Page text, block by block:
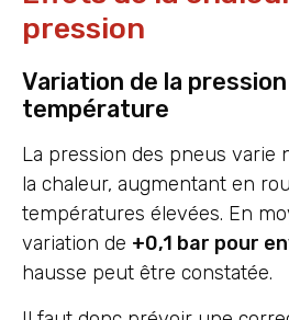
pression
Variation de la
température
La pression des pneus varie
la chaleur, augmentant en
températures élevées. En
variation de +0,1 bar pour
hausse peut être constatée.